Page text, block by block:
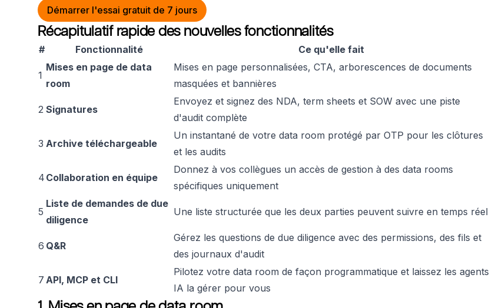
Démarrer l'essai gratuit de 7 jours
Récapitulatif rapide des nouvelles fonctionnalités
# Fonctionnalité Ce qu'elle fait
1
Mises en page de data
room
Mises en page personnalisées, CTA, arborescences de documents
masquées et bannières
2 Signatures
Envoyez et signez des NDA, term sheets et SOW avec une piste
d'audit complète
3 Archive téléchargeable
Un instantané de votre data room protégé par OTP pour les clôtures
et les audits
4 Collaboration en équipe
Donnez à vos collègues un accès de gestion à des data rooms
spécifiques uniquement
5
Liste de demandes de due
diligence
Une liste structurée que les deux parties peuvent suivre en temps réel
6 Q&R
Gérez les questions de due diligence avec des permissions, des fils et
des journaux d'audit
7 API, MCP et CLI
Pilotez votre data room de façon programmatique et laissez les agents
IA la gérer pour vous